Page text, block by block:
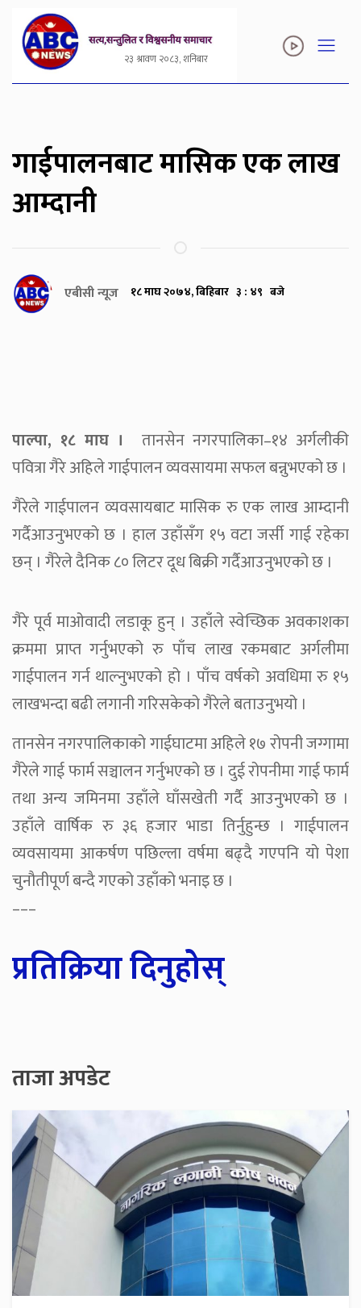
२३ श्रावण २०८३, शनिबार
गाईपालनबाट मासिक एक लाख
आम्दानी
एबीसी न्यूज १८ माघ २०७४, बिहिबार ३ : ४९ बजे
पाल्पा, १८ माघ ।
तानसेन नगरपालिका–१४ अर्गलीकी
पवित्रा गैरे अहिले गाईपालन व्यवसायमा सफल बन्नुभएको छ ।
गैरेले गाईपालन व्यवसायबाट मासिक रु एक लाख आम्दानी
गर्दैआउनुभएको छ । हाल उहाँसँग १५ वटा जर्सी गाई रहेका
छन् । गैरेले दैनिक ८० लिटर दूध बिक्री गर्दैआउनुभएको छ ।
गैरे पूर्व माओवादी लडाकू हुन् । उहाँले स्वेच्छिक अवकाशका
क्रममा प्राप्त गर्नुभएको रु पाँच लाख रकमबाट अर्गलीमा
गाईपालन गर्न थाल्नुभएको हो । पाँच वर्षको अवधिमा रु १५
लाखभन्दा बढी लगानी गरिसकेको गैरेले बताउनुभयो ।
तानसेन नगरपालिकाको गाईघाटमा अहिले १७ रोपनी जग्गामा
गैरेले गाई फार्म सञ्चालन गर्नुभएको छ । दुई रोपनीमा गाई फार्म
तथा अन्य जमिनमा उहाँले घाँसखेती गर्दै आउनुभएको छ ।
उहाँले वार्षिक रु ३६ हजार भाडा तिर्नुहुन्छ । गाईपालन
व्यवसायमा आकर्षण पछिल्ला वर्षमा बढ्दै गएपनि यो पेशा
चुनौतीपूर्ण बन्दै गएको उहाँको भनाइ छ ।
–––
प्रतिक्रिया दिनुहोस्
ताजा अपडेट